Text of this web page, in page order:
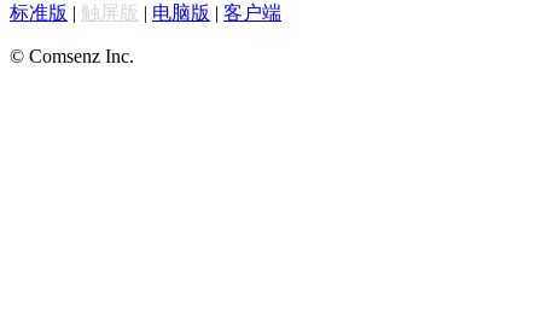
标准版 | 触屏版 | 电脑版 | 客户端
© Comsenz Inc.